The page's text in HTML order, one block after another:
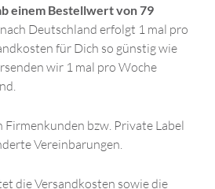
einem Bestellwert von 79
Deutschland erfolgt 1 mal pro
für Dich so günstig wie
wir 1 mal pro Woche
Firmenkunden bzw. Private Label
Vereinbarungen.
die Versandkosten sowie die